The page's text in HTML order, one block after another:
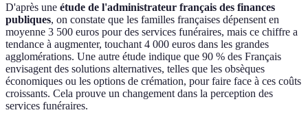
D'après une étude de l'administrateur français des finances
publiques, on constate que les familles françaises dépensent en
moyenne 3 500 euros pour des services funéraires, mais ce chiffre a
tendance à augmenter, touchant 4 000 euros dans les grandes
agglomérations. Une autre étude indique que 90 % des Français
envisagent des solutions alternatives, telles que les obsèques
économiques ou les options de crémation, pour faire face à ces coûts
croissants. Cela prouve un changement dans la perception des
services funéraires.